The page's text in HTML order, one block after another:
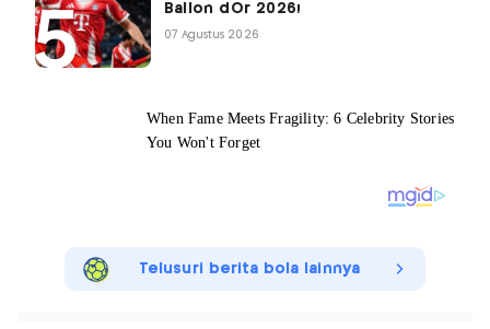
Ballon dOr 2026!
07 Agustus 2026
Telusuri berita bola lainnya